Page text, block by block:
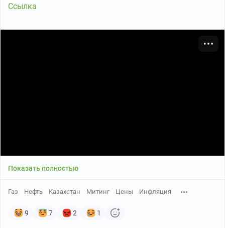
Ссылка
Показать полностью
Газ Нефть Казахстан Митинг Цены Инфляция
9 7 2 1